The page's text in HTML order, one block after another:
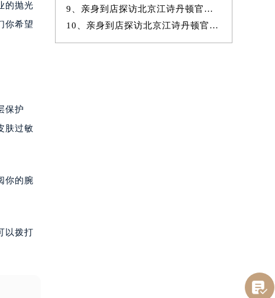
的抛光
你希望
保护
肤过敏
你的腕
以拨打
9、亲身到店探访北京江诗丹顿官方售后服务中心｜服务热线及全部官方地
10、亲身到店探访北京江诗丹顿官方售后服务中心｜官方热线及全部网点地